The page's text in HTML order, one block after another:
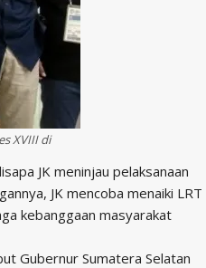
XVIII di
JK meninjau pelaksanaan
JK mencoba menaiki LRT
kebanggaan masyarakat
Gubernur Sumatera Selatan